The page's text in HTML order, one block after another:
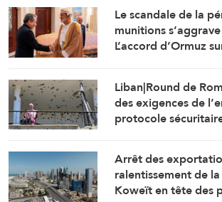
Le scandale de la
munitions
L’accord d’Ormuz
Liban|Round de
des exigences de
protocole
Arrêt des
ralentissement de
Koweït en tête des